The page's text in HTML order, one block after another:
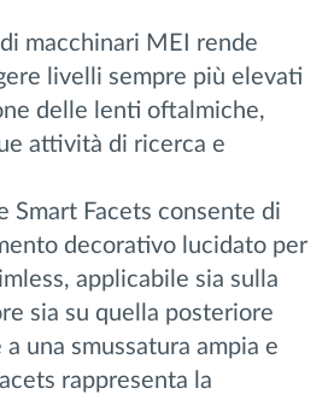
di macchinari MEI rende
livelli sempre più elevati
delle lenti oftalmiche,
attività di ricerca e
Smart Facets consente di
decorativo lucidato per
applicabile sia sulla
sia su quella posteriore
una smussatura ampia e
rappresenta la